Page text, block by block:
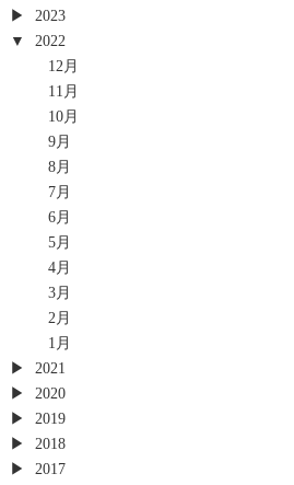
2023
2022
12月
11月
10月
9月
8月
7月
6月
5月
4月
3月
2月
1月
2021
2020
2019
2018
2017